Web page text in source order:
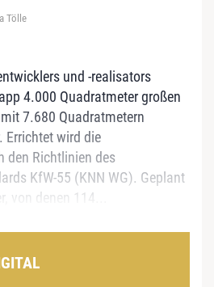
Tölle
und -realisators
4.000 Quadratmeter großen
7.680 Quadratmetern
Errichtet wird die
den Richtlinien des
KfW-55 (KNN WG). Geplant
von denen 114...